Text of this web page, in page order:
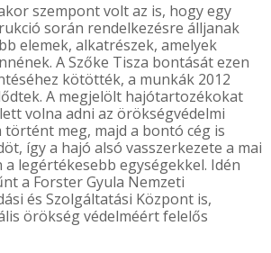
szempont volt az is, hogy egy
során rendelkezésre álljanak
elemek, alkatrészek, amelyek
A Szőke Tisza bontását ezen
kötötték, a munkák 2012
A megjelölt hajótartozékokat
volna adni az örökségvédelmi
történt meg, majd a bontó cég is
így a hajó alsó vasszerkezete a mai
a legértékesebb egységekkel. Idén
a Forster Gyula Nemzeti
és Szolgáltatási Központ is,
örökség védelméért felelős